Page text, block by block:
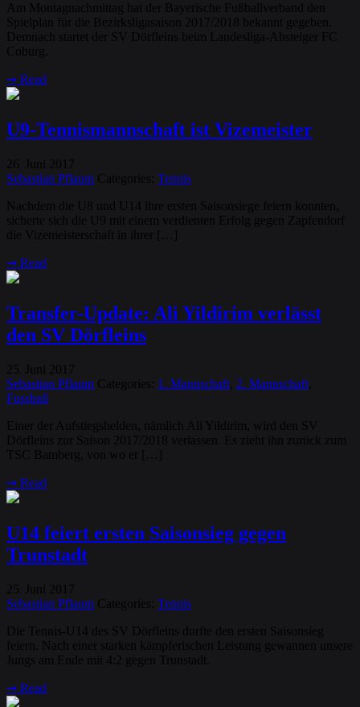
Am Montagnachmittag hat der Bayerische Fußballverband den
Spielplan für die Bezirksligasaison 2017/2018 bekannt gegeben.
Demnach startet der SV Dörfleins beim Landesliga-Absteiger FC
Coburg.
➞ Read
U9-Tennismannschaft ist Vizemeister
26
2017
Sebastian Pflaum Categories: Tennis
Nachdem die U8 und U14 ihre ersten Saisonsiege feiern konnten,
sicherte sich die U9 mit einem verdienten Erfolg gegen Zapfendorf
die Vizemeisterschaft in ihrer […]
➞ Read
Transfer-Update: Ali Yildirim verlässt
den SV Dörfleins
25
2017
Sebastian Pflaum Categories: 1. Mannschaft 2. Mannschaft
Fussball
Einer der Aufstiegshelden, nämlich Ali Yildirim, wird den SV
Dörfleins zur Saison 2017/2018 verlassen. Es zieht ihn zurück zum
TSC Bamberg, von wo er […]
➞ Read
U14 feiert ersten Saisonsieg gegen
Trunstadt
25
2017
Sebastian Pflaum Categories: Tennis
Die Tennis-U14 des SV Dörfleins durfte den ersten Saisonsieg
feiern. Nach einer starken kämpferischen Leistung gewannen unsere
Jungs am Ende mit 4:2 gegen Trunstadt.
➞ Read